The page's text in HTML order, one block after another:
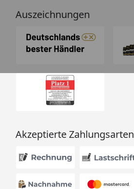
Auszeichnungen
Akzeptierte Zahlungsarten